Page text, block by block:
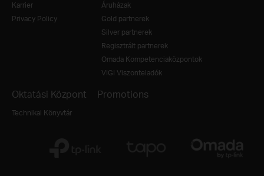
Karrier
Privacy Policy
Áruházak
Gold partnerek
Silver partnerek
Regisztrált partnerek
Omada Kompetenciaközpontok
VIGI Viszonteladók
Oktatási Központ
Technikai Könyvtár
Promotions